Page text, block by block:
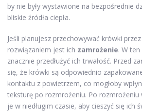
by nie były wystawione na bezpośrednie
bliskie źródła ciepła.
Jeśli planujesz przechowywać krówki
rozwiązaniem jest ich zamrożenie. W
znacznie przedłużyć ich trwałość. Przed
się, że krówki są odpowiednio
kontaktu z powietrzem, co mogłoby
teksturę po rozmrożeniu. Po rozmrożeniu
je w niedługim czasie, aby cieszyć się ich